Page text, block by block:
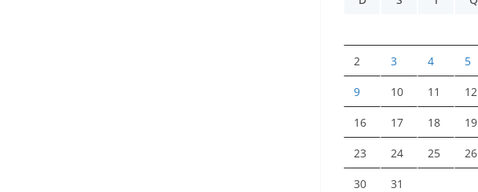
2 3 4 5
9 10 11 12
16 17 18 19
23 24 25 26
30 31